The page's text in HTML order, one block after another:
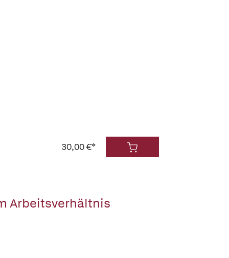
30,00 €*
Arbeitsverhältnis